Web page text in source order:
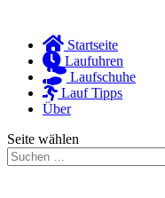
Startseite
Laufuhren
Laufschuhe
Lauf Tipps
Über
Seite wählen